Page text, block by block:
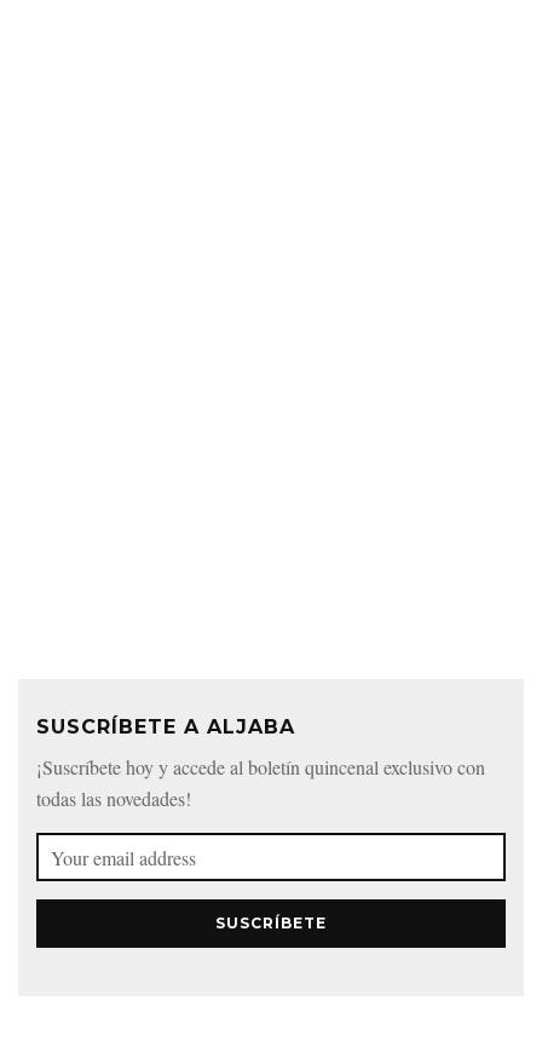
SUSCRÍBETE A ALJABA
¡Suscríbete hoy y accede al boletín quincenal exclusivo con
todas las novedades!
SUSCRÍBETE